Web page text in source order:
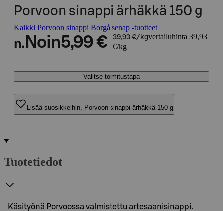
Porvoon sinappi ärhäkkä 150 g
Kaikki Porvoon sinappi Borgå senap -tuotteet
n. Noin5,99 € 39,93 €/kgvertailuhinta 39,93
€/kg
Valitse toimitustapa
Lisää suosikkeihin, Porvoon sinappi ärhäkkä 150 g
Tuotetiedot
Käsityönä Porvoossa valmistettu artesaanisinappi.